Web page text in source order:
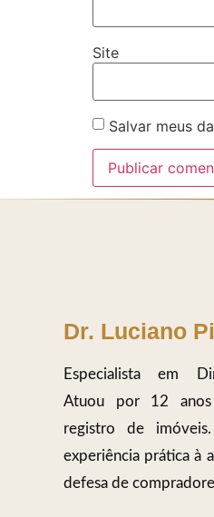
Site
Salvar meus
Dr. Luciano
Especialista em
Atuou por 12
registro de
experiência prática à
defesa de